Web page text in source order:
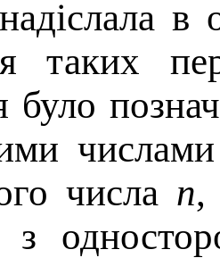
в
таких
було
числа n,